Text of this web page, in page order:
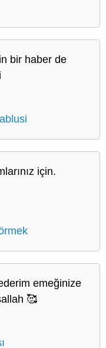
bir haber de
için.
emeğinize
🥰